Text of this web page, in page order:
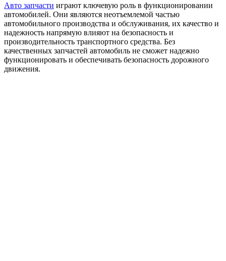
Авто запчасти играют ключевую роль в функционировании
автомобилей. Они являются неотъемлемой частью
автомобильного производства и обслуживания, их качество и
надежность напрямую влияют на безопасность и
производительность транспортного средства. Без
качественных запчастей автомобиль не сможет надежно
функционировать и обеспечивать безопасность дорожного
движения.